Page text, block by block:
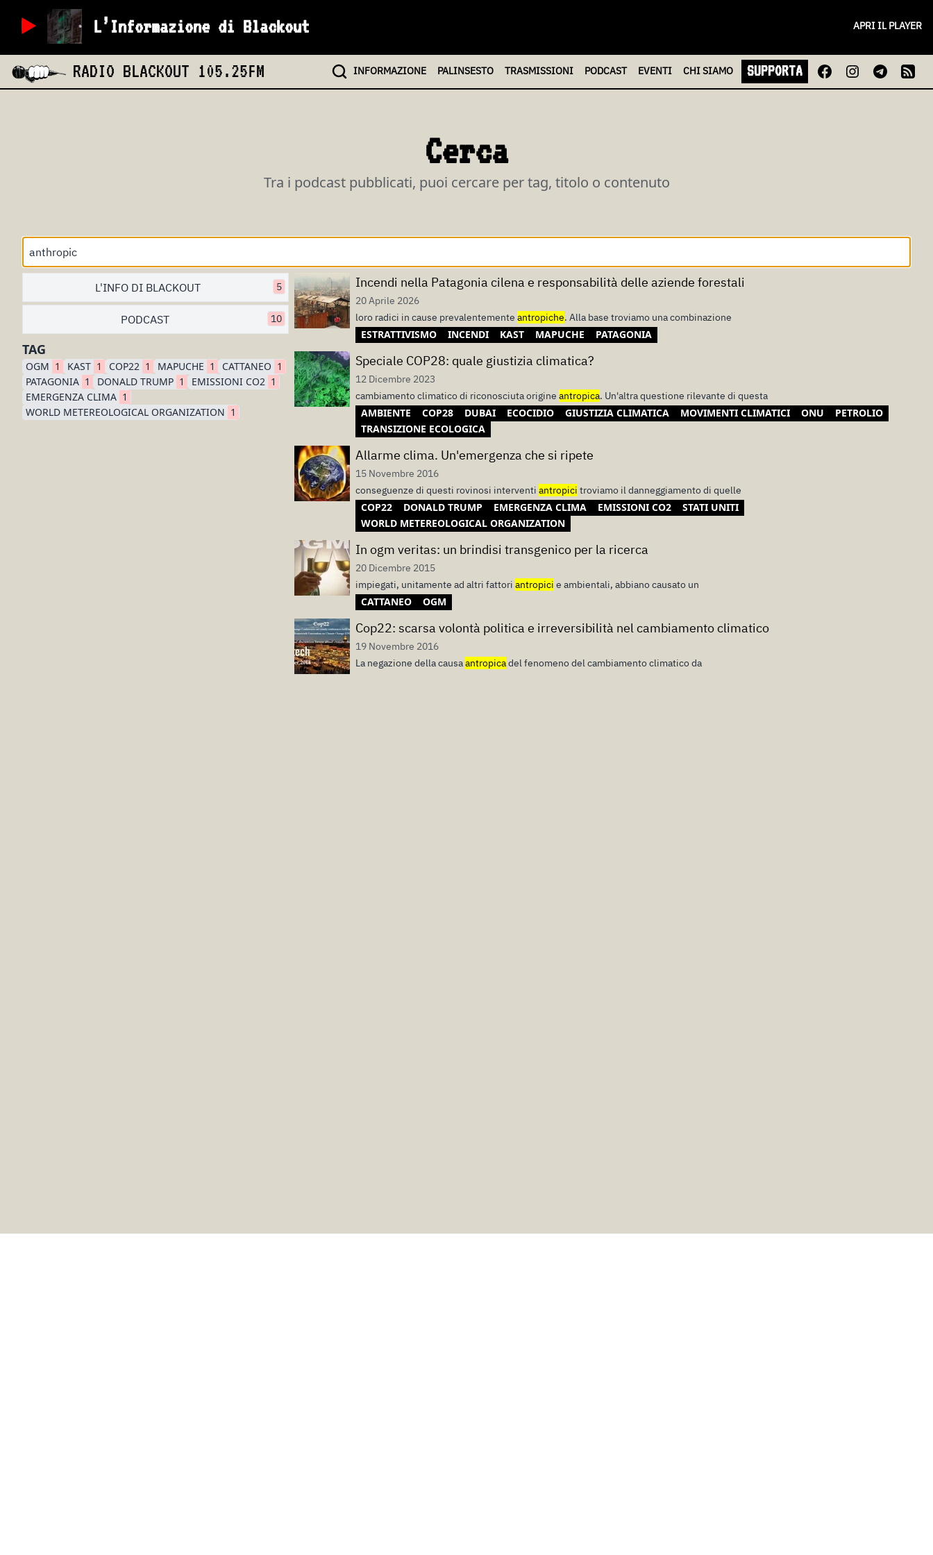
L’Informazione di Blackout APRI IL PLAYER
RADIO BLACKOUT 105.25FM INFORMAZIONE PALINSESTO TRASMISSIONI PODCAST EVENTI CHISIAMO SUPPORTA
Cerca
Tra i podcast pubblicati, puoi cercare per tag, titolo o contenuto
L'INFO DI BLACKOUT 5
PODCAST 10
TAG
OGM 1 KAST 1 COP22 1 MAPUCHE 1 CATTANEO 1
PATAGONIA 1 DONALD TRUMP 1 EMISSIONI CO2 1
EMERGENZA CLIMA 1
WORLD METEREOLOGICAL ORGANIZATION 1
Incendi nella Patagonia cilena e responsabilità delle aziende forestali
20 Aprile 2026
loro radici in cause prevalentemente antropiche. Alla base troviamo una combinazione
ESTRATTIVISMO INCENDI KAST MAPUCHE PATAGONIA
Speciale COP28: quale giustizia climatica?
12 Dicembre 2023
cambiamento climatico di riconosciuta origine antropica. Un'altra questione rilevante di questa
AMBIENTE COP28 DUBAI ECOCIDIO GIUSTIZIA CLIMATICA MOVIMENTI CLIMATICI ONU
PETROLIO
TRANSIZIONE ECOLOGICA
Allarme clima. Un'emergenza che si ripete
15 Novembre 2016
conseguenze di questi rovinosi interventi antropici troviamo il danneggiamento di quelle
COP22 DONALD TRUMP EMERGENZA CLIMA EMISSIONI CO2
STATI UNITI
WORLD METEREOLOGICAL ORGANIZATION
In ogm veritas: un brindisi transgenico per la ricerca
20 Dicembre 2015
impiegati, unitamente ad altri fattori antropici e ambientali, abbiano causato un
CATTANEO OGM
Cop22: scarsa volontà politica e irreversibilità nel cambiamento climatico
19 Novembre 2016
La negazione della causaantropicadel fenomeno del cambiamento climatico da